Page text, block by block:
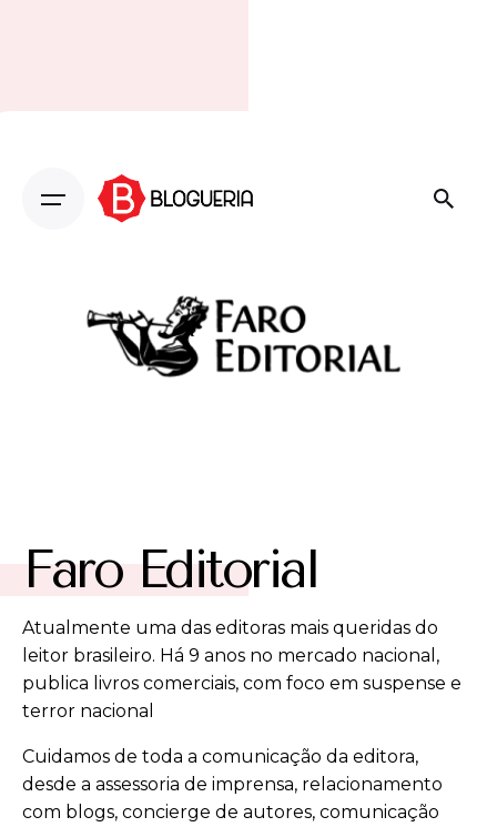
Faro Editorial
Atualmente uma das editoras mais queridas do
leitor brasileiro. Há 9 anos no mercado nacional,
publica livros comerciais, com foco em suspense e
terror nacional
Cuidamos de toda a comunicação da editora,
desde a assessoria de imprensa, relacionamento
com blogs, concierge de autores, comunicação